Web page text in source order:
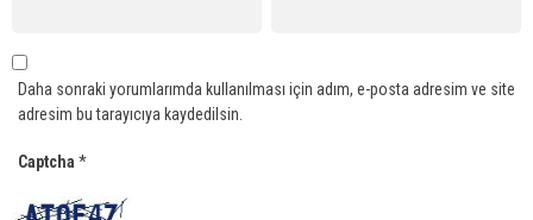
Daha sonraki yorumlarımda kullanılması için adım, e-posta adresim ve site
adresim bu tarayıcıya kaydedilsin.
Captcha *